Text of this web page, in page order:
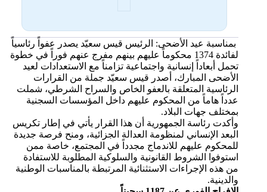
بمناسبة عيد الأضحى: الرئيس قيس سعيّد يصدر عفواً رئاسياً
لفائدة 1374 محكوماً عليهم بينهم مفرج عنهم فوراً في خطوة
تحمل أبعاداً إنسانية واجتماعية تزامناً مع الاستعدادات لعيد
الأضحى المبارك، أصدر قيس سعيّد جملة من القرارات
الرئاسية المتعلقة بالعفو الخاص والسراح الشرطي، شملت
عدداً هاماً من المحكوم عليهم داخل المؤسسات السجنية
بمختلف جهات البلاد.
وأكدت رئاسة الجمهورية أن هذا القرار يأتي في إطار تكريس
البعد الإنساني لمنظومة العدالة الجزائية، ومنح فرصة جديدة
للمحكوم عليهم للاندماج مجدداً في المجتمع، خاصة ممن
استوفوا الشروط القانونية والسلوكية المطلوبة للاستفادة
من هذه الإجراءات الاستثنائية المرتبطة بالمناسبات الوطنية
والدينية.